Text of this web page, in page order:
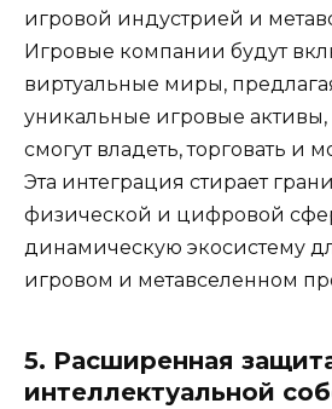
игровой индустрией и
Игровые компании будут
виртуальные миры,
уникальные игровые
смогут владеть, торговать и
Эта интеграция стирает
физической и цифровой
динамическую экосистему
игровом и метавселенном
5. Расширенная
интеллектуальной